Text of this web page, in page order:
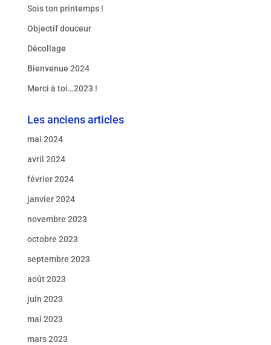
Sois ton printemps !
Objectif douceur
Décollage
Bienvenue 2024
Merci à toi…2023 !
Les anciens articles
mai 2024
avril 2024
février 2024
janvier 2024
novembre 2023
octobre 2023
septembre 2023
août 2023
juin 2023
mai 2023
mars 2023